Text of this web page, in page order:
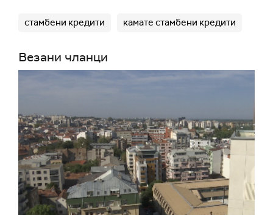
стамбени кредити камате стамбени кредити
Везани чланци